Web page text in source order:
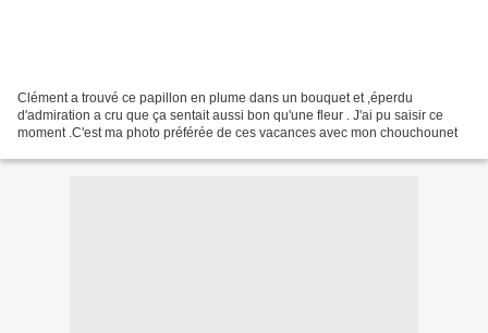
Clément a trouvé ce papillon en plume dans un bouquet et ,éperdu
d'admiration a cru que ça sentait aussi bon qu'une fleur . J'ai pu saisir ce
moment .C'est ma photo préférée de ces vacances avec mon chouchounet